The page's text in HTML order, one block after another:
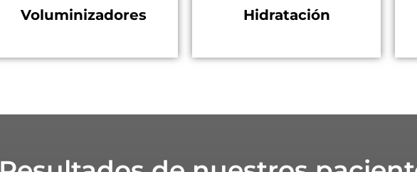
Voluminizadores Hidratación